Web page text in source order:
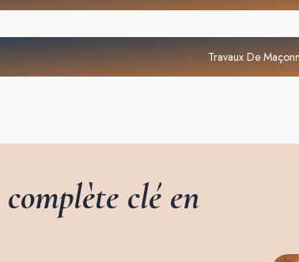
Travaux De
complète clé en